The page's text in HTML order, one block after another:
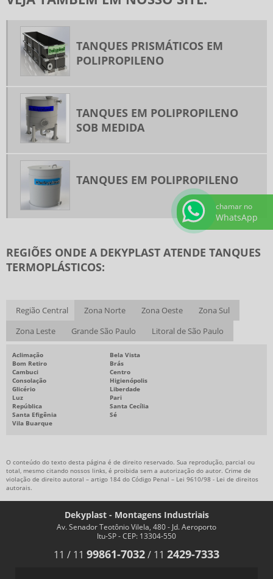
TANQUES PRISMÁTICOS EM
POLIPROPILENO
TANQUES EM POLIPROPILENO
SOB MEDIDA
TANQUES EM POLIPROPILENO
REGIÕES ONDE A DEKYPLAST ATENDE TANQUES
TERMOPLÁSTICOS:
Região Central Zona Norte Zona Oeste
Zona Sul
Zona Leste
Grande São Paulo Litoral de São Paulo
Aclimação
Bela Vista
Bom Retiro
Brás
Cambuci
Centro
Consolação
Higienópolis
Glicério
Liberdade
Luz
Pari
República
Santa Cecília
Santa Efigênia
Sé
Vila Buarque
O conteúdo do texto desta página é de direito reservado. Sua reprodução, parcial ou
total, mesmo citando nossos links, é proibida sem a autorização do autor. Crime de
violação de direito autoral – artigo 184 do Código Penal – Lei 9610/98 - Lei de direitos
autorais.
Dekyplast - Montagens Industriais
Av. Senador Teotônio Vilela, 480 - Jd. Aeroporto
Itu-SP - CEP: 13304-550
11 / 11 99861-7032/ 11 2429-7333
chamar no
WhatsApp